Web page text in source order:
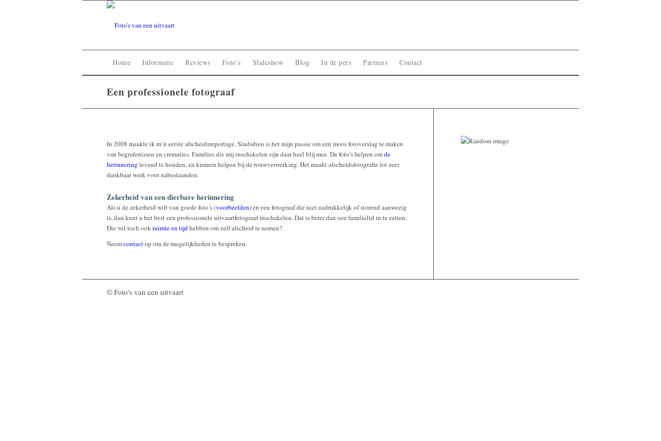
Home Informatie Reviews Foto’s Slideshow Blog In de pers Partners Contact
Een professionele fotograaf
In 2008 maakte ik m’n eerste afscheidsreportage. Sindsdien is het mijn passie om een mooi fotoverslag te maken
van begrafenissen en crematies. Families die mij inschakelen zijn daar heel blij mee. De foto’s helpen omde
herinnering levend te houden, en kunnen helpen bij de rouwverwerking. Het maakt afscheidsfotografie tot zeer
dankbaar werk voor nabestaanden.
Zekerheid van een dierbare herinnering
Als u de zekerheid wilt van goede foto’s (voorbeelden) en een fotograaf die niet nadrukkelijk of storend aanwezig
is, dan kunt u het best een professionele uitvaartfotograaf inschakelen. Dat is beter dan een familielid in te zetten.
Die wil toch ook ruimte en tijd hebben om zelf afscheid te nemen?
Neemcontactop om de mogelijkheden te bespreken.
© Foto's van een uitvaart